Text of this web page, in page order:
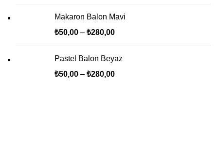
Makaron Balon Mavi
₺50,00 – ₺280,00
Pastel Balon Beyaz
₺50,00 – ₺280,00